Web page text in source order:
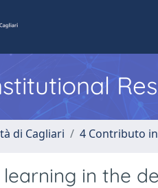
di Cagliari 4 Contributo
learning in the